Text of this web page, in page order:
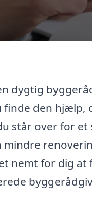
dygtig
finde den hjælp,
står over for et
mindre
nemt for dig at